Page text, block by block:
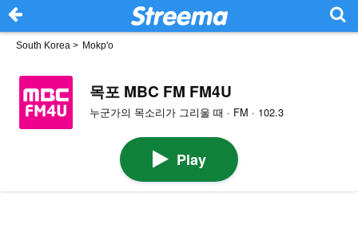
South Korea > Mokp'o
목포 MBC FM FM4U
누군가의 목소리가 그리울 때 · FM · 102.3
Play